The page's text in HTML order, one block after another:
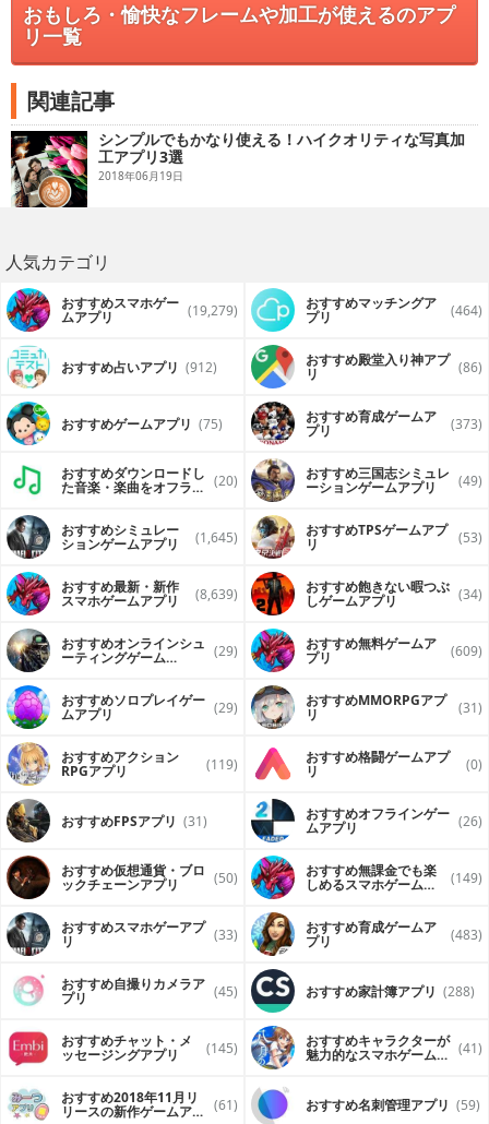
おもしろ・愉快なフレームや加工が使えるのアプ
リ一覧
関連記事
シンプルでもかなり使える！ハイクオリティな写真加
工アプリ3選
2018年06月19日
人気カテゴリ
おすすめスマホゲー
ムアプリ (19,279) おすすめマッチングア
プリ (464)
おすすめ占いアプリ (912) おすすめ殿堂入り神アプ
リ (86)
おすすめゲームアプリ (75) おすすめ育成ゲームア
プリ (373)
おすすめダウンロードし
た音楽・楽曲をオフライ (20) おすすめ三国志シミュレ
ーションゲームアプリ (49)
おすすめシミュレー
ションゲームアプリ (1,645) おすすめTPSゲームアプ
リ (53)
おすすめ最新・新作
スマホゲームアプリ (8,639) おすすめ飽きない暇つぶ
しゲームアプリ (34)
おすすめオンラインシュ
ーティングゲーム (29) おすすめ無料ゲームア
プリ (609)
おすすめソロプレイゲー
ムアプリ (29) おすすめ MMORPGアプ
リ (31)
おすすめアクション
RPGアプリ (119) おすすめ格闘ゲームアプ
リ (0)
おすすめFPSアプリ (31) おすすめオフラインゲー
ムアプリ (26)
おすすめ仮想通貨・ブロ
ックチェーンアプリ (50) おすすめ無課金でも楽
しめるスマホゲームア (149)
おすすめスマホゲーアプ
リ (33) おすすめ育成ゲームア
プリ (483)
おすすめ自撮りカメラア
プリ (45) おすすめ家計簿アプリ (288)
おすすめチャット・メ
ッセージングアプリ (145) おすすめキャラクターが
魅力的なスマホゲームア (41)
おすすめ2018年11月リ
リースの新作ゲームアプ (61) おすすめ名刺管理アプリ (59)